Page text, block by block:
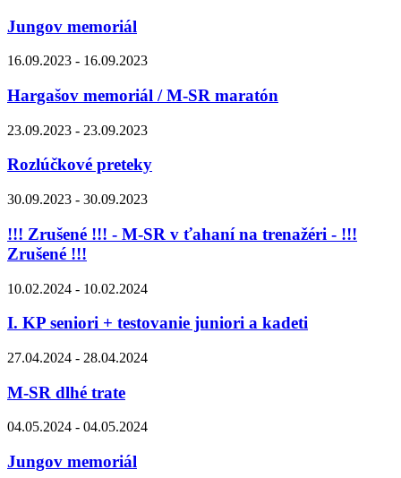
Jungov memoriál
16.09.2023 - 16.09.2023
Hargašov memoriál / M-SR maratón
23.09.2023 - 23.09.2023
Rozlúčkové preteky
30.09.2023 - 30.09.2023
!!! Zrušené !!! - M-SR v ťahaní na trenažéri - !!!
Zrušené !!!
10.02.2024 - 10.02.2024
I. KP seniori + testovanie juniori a kadeti
27.04.2024 - 28.04.2024
M-SR dlhé trate
04.05.2024 - 04.05.2024
Jungov memoriál